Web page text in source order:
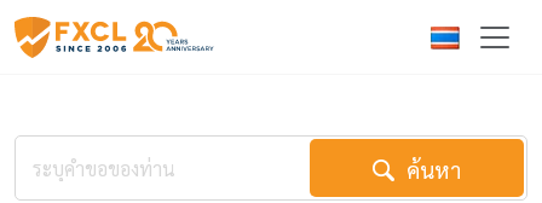
ค้นหา